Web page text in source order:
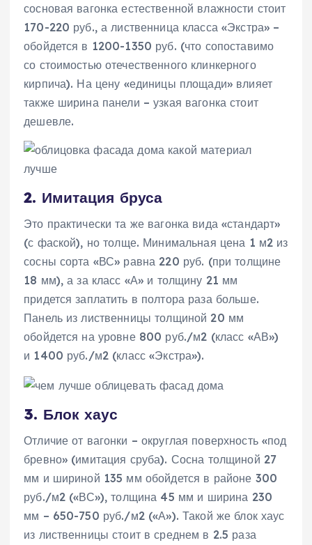
сосновая вагонка естественной влажности стоит
170-220 руб., а лиственница класса «Экстра» –
обойдется в 1200-1350 руб. (что сопоставимо
со стоимостью отечественного клинкерного
кирпича). На цену «единицы площади» влияет
также ширина панели – узкая вагонка стоит
дешевле.
2. Имитация бруса
Это практически та же вагонка вида «стандарт»
(с фаской), но толще. Минимальная цена 1 м2 из
сосны сорта «ВС» равна 220 руб. (при толщине
18 мм), а за класс «А» и толщину 21 мм
придется заплатить в полтора раза больше.
Панель из лиственницы толщиной 20 мм
обойдется на уровне 800 руб./м2 (класс «АВ»)
и 1400 руб./м2 (класс «Экстра»).
3. Блок хаус
Отличие от вагонки – округлая поверхность «под
бревно» (имитация сруба). Сосна толщиной 27
мм и шириной 135 мм обойдется в районе 300
руб./м2 («ВС»), толщина 45 мм и ширина 230
мм – 650-750 руб./м2 («А»). Такой же блок хаус
из лиственницы стоит в среднем в 2.5 раза